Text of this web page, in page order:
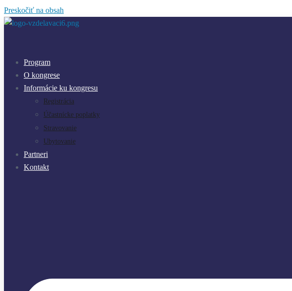
Preskočiť na obsah
Program
O kongrese
Informácie ku kongresu
Registrácia
Účastnícke poplatky
Stravovanie
Ubytovanie
Partneri
Kontakt